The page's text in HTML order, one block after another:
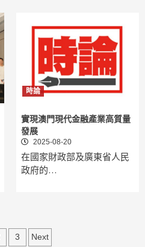
時論
實現澳門現代金融產業高質量
發展
2025-08-20
在國家財政部及廣東省人民
政府的…
3 Next